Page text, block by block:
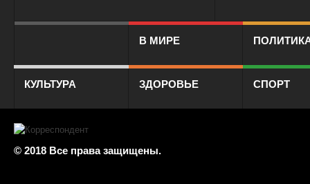
В МИРЕ
КУЛЬТУРА ЗДОРОВЬЕ СПОРТ
© 2018 Все права защищены.